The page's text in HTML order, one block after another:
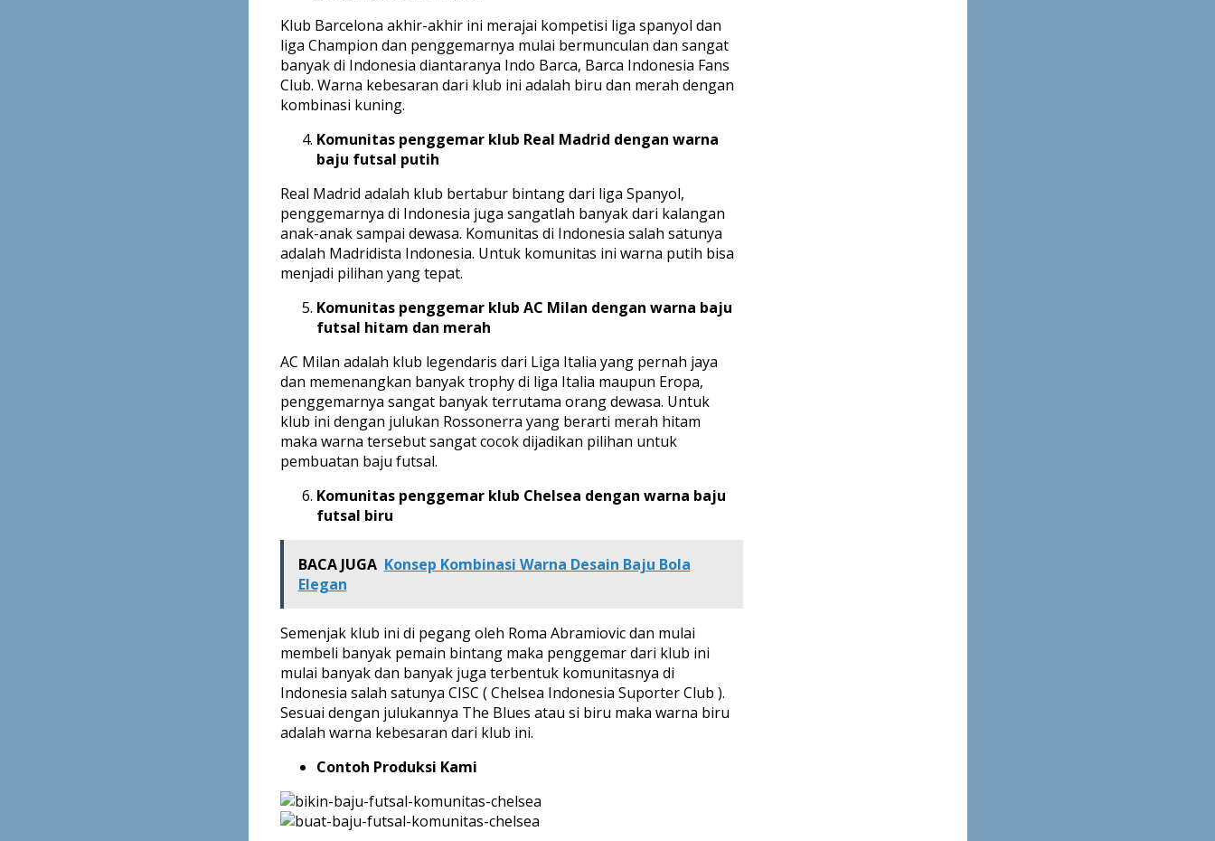
Klub Barcelona akhir-akhir ini merajai kompetisi liga spanyol dan
liga Champion dan penggemarnya mulai bermunculan dan sangat
banyak di Indonesia diantaranya Indo Barca, Barca Indonesia Fans
Club. Warna kebesaran dari klub ini adalah biru dan merah dengan
kombinasi kuning.
Komunitas penggemar klub Real Madrid dengan warna
baju futsal putih
Real Madrid adalah klub bertabur bintang dari liga Spanyol,
penggemarnya di Indonesia juga sangatlah banyak dari kalangan
anak-anak sampai dewasa. Komunitas di Indonesia salah satunya
adalah Madridista Indonesia. Untuk komunitas ini warna putih bisa
menjadi pilihan yang tepat.
Komunitas penggemar klub AC Milan dengan warna baju
futsal hitam dan merah
AC Milan adalah klub legendaris dari Liga Italia yang pernah jaya
dan memenangkan banyak trophy di liga Italia maupun Eropa,
penggemarnya sangat banyak terrutama orang dewasa. Untuk
klub ini dengan julukan Rossonerra yang berarti merah hitam
maka warna tersebut sangat cocok dijadikan pilihan untuk
pembuatan baju futsal.
Komunitas penggemar klub Chelsea dengan warna baju
futsal biru
BACA JUGA Konsep Kombinasi Warna Desain Baju Bola
Elegan
Semenjak klub ini di pegang oleh Roma Abramiovic dan mulai
membeli banyak pemain bintang maka penggemar dari klub ini
mulai banyak dan banyak juga terbentuk komunitasnya di
Indonesia salah satunya CISC ( Chelsea Indonesia Suporter Club ).
Sesuai dengan julukannya The Blues atau si biru maka warna biru
adalah warna kebesaran dari klub ini.
Contoh Produksi Kami